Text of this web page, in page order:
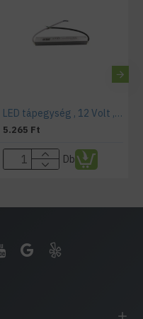
LED tápegység , 12 Volt , 30 Watt , 2,5A , kültéri , IP67
5.265 Ft
Db